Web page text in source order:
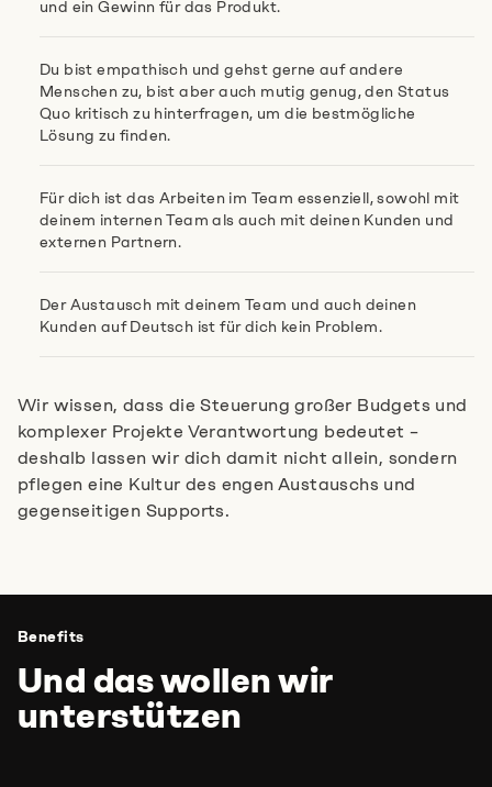
und ein Gewinn für das Produkt.
Du bist empathisch und gehst gerne auf andere
Menschen zu, bist aber auch mutig genug, den Status
Quo kritisch zu hinterfragen, um die bestmögliche
Lösung zu finden.
Für dich ist das Arbeiten im Team essenziell, sowohl mit
deinem internen Team als auch mit deinen Kunden und
externen Partnern.
Der Austausch mit deinem Team und auch deinen
Kunden auf Deutsch ist für dich kein Problem.
Wir wissen, dass die Steuerung großer Budgets und
komplexer Projekte Verantwortung bedeutet –
deshalb lassen wir dich damit nicht allein, sondern
pflegen eine Kultur des engen Austauschs und
gegenseitigen Supports.
Benefits
Und das wollen wir
unterstützen